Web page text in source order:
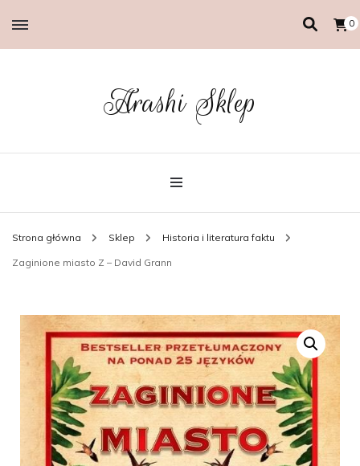
0
Arashi Sklep
Strona główna Sklep Historia i literatura faktu
Zaginione miasto Z – David Grann